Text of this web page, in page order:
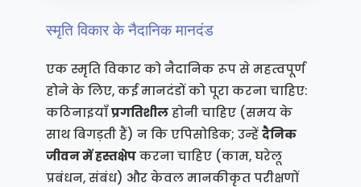
स्मृति विकार के नैदानिक मानदंड
एक स्मृति विकार को नैदानिक रूप से महत्वपूर्ण
होने के लिए, कई मानदंडों को पूरा करना चाहिए:
कठिनाइयाँप्रगतिशीलहोनी चाहिए (समय के
साथ बिगड़ती हैं) न कि एपिसोडिक; उन्हेंदैनिक
जीवन में हस्तक्षेपकरना चाहिए (काम, घरेलू
प्रबंधन, संबंध) और केवल मानकीकृत परीक्षणों